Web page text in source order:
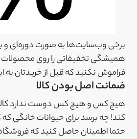
برخی وب‌سایت‌ها به صورت دوره‌ای و
همیشگی تخفیفاتی را روی محصولات
فراموش نکنید که قبل از خریدتان به
ضمانت اصل بودن کالا
هیچ کس و هیچ کس دوست ندارد
کند! چه برسد برای حیوانات خانگی
حتما اطمینان حاصل کنید که